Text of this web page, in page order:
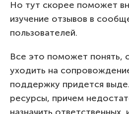
Но тут скорее поможет
изучение отзывов в
пользователей.
Все это поможет понять,
уходить на
поддержку придется
ресурсы, причем
назначить